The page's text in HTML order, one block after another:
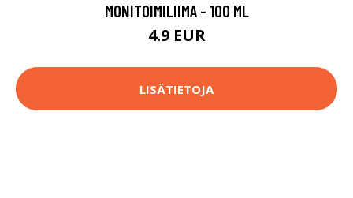
MONITOIMILIIMA - 100 ML
4.9 EUR
LISÄTIETOJA